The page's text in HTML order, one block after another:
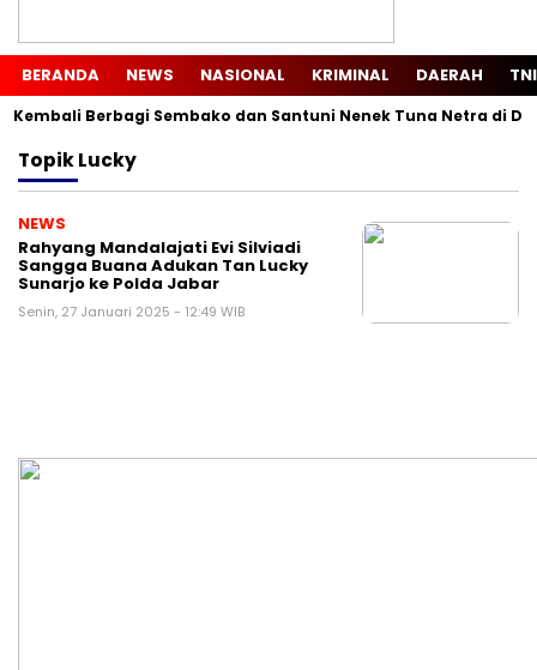
BERANDA NEWS NASIONAL KRIMINAL DAERAH
Berbagi Sembako dan Santuni Nenek Tuna Netra di Desa
TopikLucky
NEWS
Rahyang Mandalajati Evi Silviadi
Sangga Buana Adukan Tan Lucky
Sunarjo ke Polda Jabar
Senin, 27 Januari 2025 - 12:49 WIB